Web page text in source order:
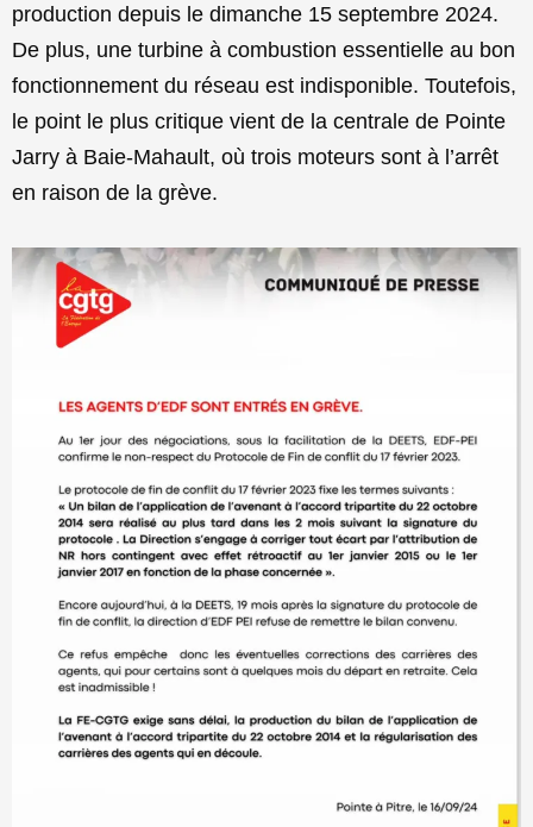
production depuis le dimanche 15 septembre 2024.
De plus, une turbine à combustion essentielle au bon
fonctionnement du réseau est indisponible. Toutefois,
le point le plus critique vient de la centrale de Pointe
Jarry à Baie-Mahault, où trois moteurs sont à l’arrêt
en raison de la grève.